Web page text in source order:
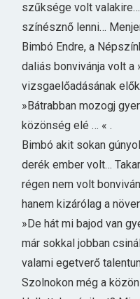
szűksége volt
színésznő lenni…
Bimbó Endre, a
daliás bonvivánja volt a
vizsgaelőadásának
»Bátrabban mozogj
közönség elé … « .
Bimbó akit sokan
derék ember volt…
régen nem volt
hanem kizárólag a
»De hát mi bajod van
már sokkal jobban
valami egetverő
Szolnokon még a